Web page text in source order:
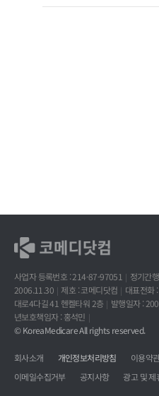
사업자 등록번호 : 214-87-97051 정기간
2006.11.30
제호 : 코메디닷컴 대표전화
대로4다길 41 헨켈타워 2층
발행일자 :
년보호책임자 : 홍석민
© KoreaMedicare All rights reserved.
회사소개 개인정보처리방침 이용약
이메일수집거부
공지사항 광고 및 제